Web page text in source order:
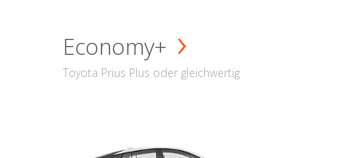
Economy+
Toyota Prius Plus oder gleichwertig